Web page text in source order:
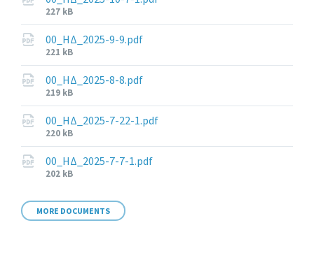
File
size:
227 kB
00_ΗΔ_2025-9-9.pdf
File
size:
221 kB
00_ΗΔ_2025-8-8.pdf
File
size:
219 kB
00_ΗΔ_2025-7-22-1.pdf
File
size:
220 kB
00_ΗΔ_2025-7-7-1.pdf
File
202 kB
MORE DOCUMENTS